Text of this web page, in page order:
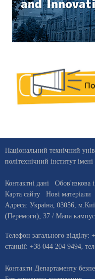
Національний технічний
політехнічний інститут
Контактні дані Обов'язкова
Карта сайту
Нові матеріали
Адреса: Україна 03056 , м.
(Перемоги), 37 / Мапа
Телефон загального відділу:
станцiї: +38 044 204 9494
Контакти Департаменту